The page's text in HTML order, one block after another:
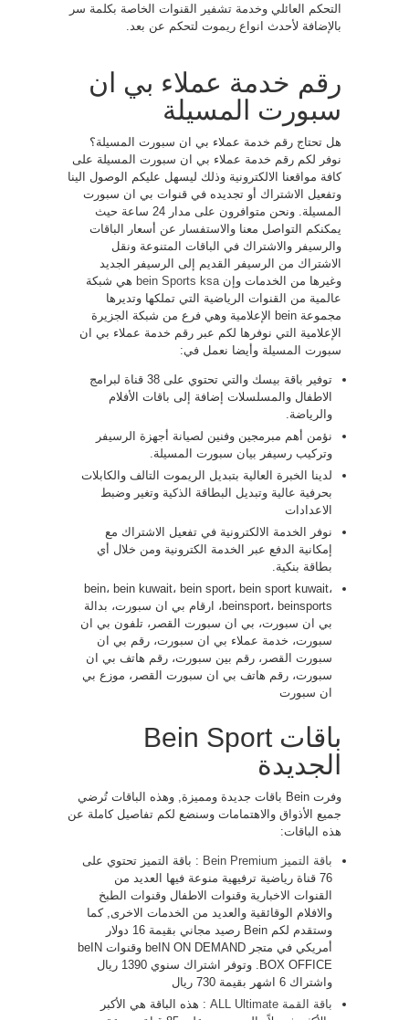
التحكم العائلي وخدمة تشفير القنوات الخاصة بكلمة سر
بالإضافة لأحدث انواع ريموت لتحكم عن بعد.
رقم خدمة عملاء بي ان
سبورت المسيلة
هل تحتاج رقم خدمة عملاء بي ان سبورت المسيلة؟
نوفر لكم رقم خدمة عملاء بي ان سبورت المسيلة على
كافة مواقعنا الالكترونية وذلك ليسهل عليكم الوصول الينا
وتفعيل الاشتراك أو تجديده في قنوات بي ان سبورت
المسيلة. ونحن متوافرون على مدار 24 ساعة حيث
يمكنكم التواصل معنا والاستفسار عن أسعار الباقات
والرسيفر والاشتراك في الباقات المتنوعة ونقل
الاشتراك من الرسيفر القديم إلى الرسيفر الجديد
وغيرها من الخدمات وإن bein Sports ksa هي شبكة
عالمية من القنوات الرياضية التي تملكها وتديرها
مجموعة bein الإعلامية وهي فرع من شبكة الجزيرة
الإعلامية التي نوفرها لكم عبر رقم خدمة عملاء بي ان
سبورت المسيلة وأيضا نعمل في:
توفير باقة بيسك والتي تحتوي على 38 قناة لبرامج
الاطفال والمسلسلات إضافة إلى باقات الأفلام
والرياضة.
نؤمن أهم مبرمجين وفنين لصيانة أجهزة الرسيفر
وتركيب رسيفر بيان سبورت المسيلة.
لدينا الخبرة العالية بتبديل الريموت التالف والكابلات
بحرفية عالية وتبديل البطاقة الذكية وتغير وضبط
الاعدادات
نوفر الخدمة الالكترونية في تفعيل الاشتراك مع
إمكانية الدفع عبر الخدمة الكترونية ومن خلال أي
بطاقة بنكية.
bein، bein kuwait، bein sport، bein sport kuwait،
beinsport، beinsports، ارقام بي ان سبورت، بدالة
بي ان سبورت، بي ان سبورت القصر، تلفون بي ان
سبورت، خدمة عملاء بي ان سبورت، رقم بي ان
سبورت القصر، رقم بين سبورت، رقم هاتف بي ان
سبورت، رقم هاتف بي ان سبورت القصر، موزع بي
ان سبورت
باقات Bein Sport
الجديدة
وفرت Bein باقات جديدة ومميزة, وهذه الباقات تُرضي
جميع الأذواق والاهتمامات وسنضع لكم تفاصيل كاملة عن
هذه الباقات:
باقة التميز Bein Premium
: باقة التميز تحتوي على
76 قناة رياضية ترفيهية منوعة فيها العديد من
القنوات الاخبارية وقنوات الاطفال وقنوات الطبخ
والافلام الوقائقية والعديد من الخدمات الاخرى, كما
وستقدم لكم Bein رصيد مجاني بقيمة 16 دولار
أمريكي في متجر beIN ON DEMAND وقنوات beIN
BOX OFFICE. وتوفر اشتراك سنوي 1390 ريال
واشتراك 6 اشهر بقيمة 730 ريال
باقة القمة ALL Ultimate
: هذه الباقة هي الأكبر